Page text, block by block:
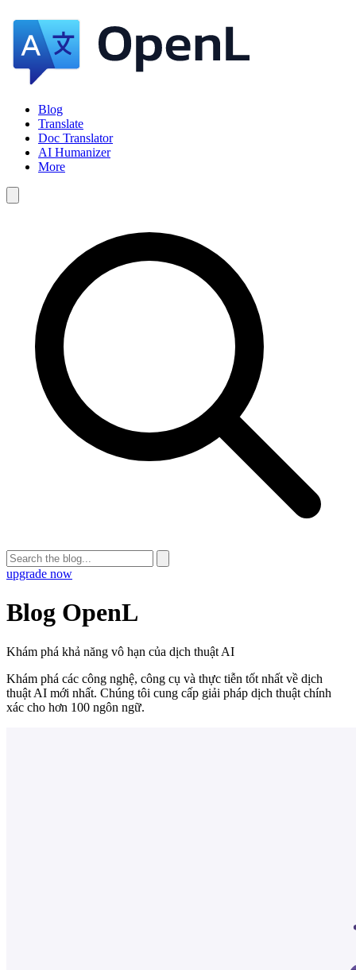
Blog
Translate
Doc Translator
AI Humanizer
More
upgrade now
Blog OpenL
Khám phá khả năng vô hạn của dịch thuật AI
Khám phá các công nghệ, công cụ và thực tiễn tốt nhất về dịch
thuật AI mới nhất. Chúng tôi cung cấp giải pháp dịch thuật chính
xác cho hơn 100 ngôn ngữ.